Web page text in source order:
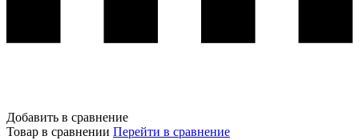
Добавить в сравнение
Товар в сравнении Перейти в сравнение